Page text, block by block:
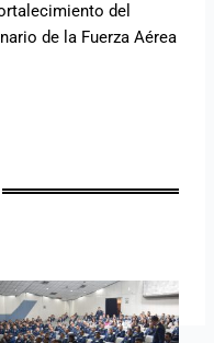
del
de la Fuerza Aérea